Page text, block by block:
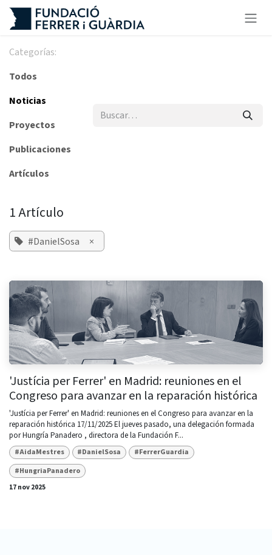
Ir al contenido
Categorías:
Todos
Noticias
Proyectos
Publicaciones
Artículos
1 Artículo
#DanielSosa ×
'Justícia per Ferrer' en Madrid: reuniones en el
Congreso para avanzar en la reparación histórica
'Justícia per Ferrer' en Madrid: reuniones en el Congreso para avanzar en la
reparación histórica 17/11/2025 El jueves pasado, una delegación formada
por Hungría Panadero , directora de la Fundación F...
#AidaMestres #DanielSosa
#FerrerGuardia
#HungriaPanadero
17 nov 2025